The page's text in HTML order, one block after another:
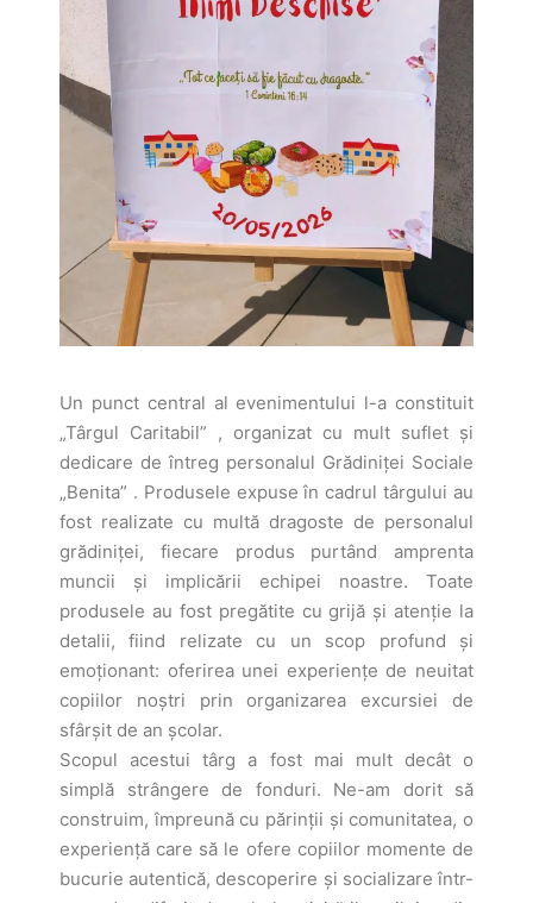
Un punct central al evenimentului l-a constituit
„Târgul Caritabil” , organizat cu mult suflet și
dedicare de întreg personalul Grădiniței Sociale
„Benita” . Produsele expuse în cadrul târgului au
fost realizate cu multă dragoste de personalul
grădiniței, fiecare produs purtând amprenta
muncii și implicării echipei noastre. Toate
produsele au fost pregătite cu grijă și atenție la
detalii, fiind relizate cu un scop profund și
emoționant: oferirea unei experiențe de neuitat
copiilor noștri prin organizarea excursiei de
sfârșit de an școlar.
Scopul acestui târg a fost mai mult decât o
simplă strângere de fonduri. Ne-am dorit să
construim, împreună cu părinții și comunitatea, o
experiență care să le ofere copiilor momente de
bucurie autentică, descoperire și socializare într-